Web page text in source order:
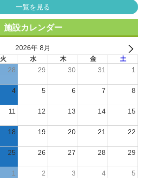
一覧を見る
施設カレンダー
2026年 8月
火 水 木 金 土
28 29 30 31 1
4 5 6 7 8
11 12 13 14 15
18 19 20 21 22
25 26 27 28 29
1 2 3 4 5